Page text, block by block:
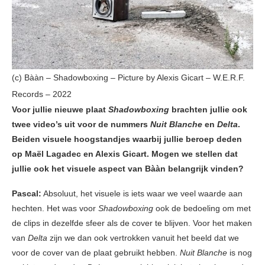
(c) Bààn – Shadowboxing – Picture by Alexis Gicart – W.E.R.F.
Records – 2022
Voor jullie nieuwe plaat Shadowboxing brachten jullie ook
twee video’s uit voor de nummers Nuit Blanche en Delta.
Beiden visuele hoogstandjes waarbij jullie beroep deden
op Maël Lagadec en Alexis Gicart. Mogen we stellen dat
jullie ook het visuele aspect van Bààn belangrijk vinden?
Pascal: Absoluut, het visuele is iets waar we veel waarde aan
hechten. Het was voor Shadowboxing ook de bedoeling om met
de clips in dezelfde sfeer als de cover te blijven. Voor het maken
van Delta zijn we dan ook vertrokken vanuit het beeld dat we
voor de cover van de plaat gebruikt hebben. Nuit Blanche is nog